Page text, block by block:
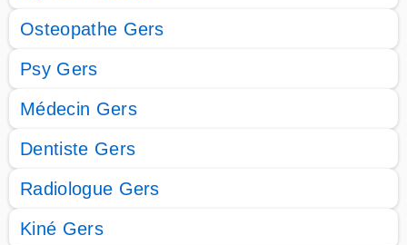
Osteopathe Gers
Psy Gers
Médecin Gers
Dentiste Gers
Radiologue Gers
Kiné Gers